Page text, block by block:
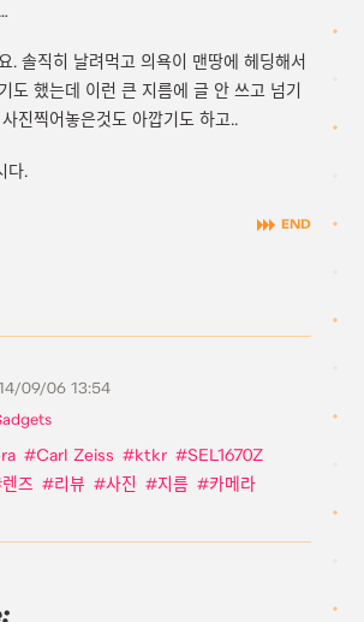
. 솔직히 날려먹고 의욕이 맨땅에 헤딩해서
도 했는데 이런 큰 지름에 글 안 쓰고 넘기
진찍어놓은것도 아깝기도 하고..
다.
09/06 13:54
Carl Zeiss ktkr
SEL1670Z
렌즈 리뷰 사진 지름 카메라